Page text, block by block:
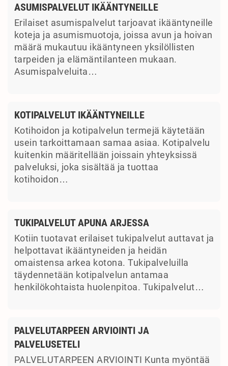
ASUMISPALVELUT IKÄÄNTYNEILLE
Erilaiset asumispalvelut tarjoavat ikääntyneille
koteja ja asumismuotoja, joissa avun ja hoivan
määrä mukautuu ikääntyneen yksilöllisten
tarpeiden ja elämäntilanteen mukaan.
Asumispalveluita…
KOTIPALVELUT IKÄÄNTYNEILLE
Kotihoidon ja kotipalvelun termejä käytetään
usein tarkoittamaan samaa asiaa. Kotipalvelu
kuitenkin määritellään joissain yhteyksissä
palveluksi, joka sisältää ja tuottaa
kotihoidon…
TUKIPALVELUT APUNA ARJESSA
Kotiin tuotavat erilaiset tukipalvelut auttavat ja
helpottavat ikääntyneiden ja heidän
omaistensa arkea kotona. Tukipalveluilla
täydennetään kotipalvelun antamaa
henkilökohtaista huolenpitoa. Tukipalvelut…
PALVELUTARPEEN ARVIOINTI JA
PALVELUSETELI
PALVELUTARPEEN ARVIOINTI Kunta myöntää